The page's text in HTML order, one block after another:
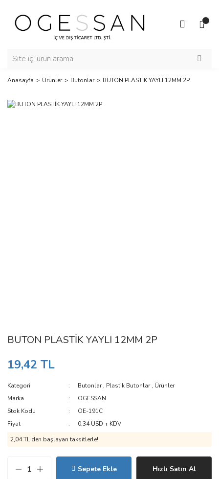
Anasayfa Ürünler Butonlar BUTON PLASTİK YAYLI 12MM 2P
BUTON PLASTİK YAYLI 12MM 2P
19,42 TL
Kategori Butonlar, Plastik Butonlar, Ürünler
Marka
OGESSAN
Stok Kodu
OE-191C
Fiyat
0,34 USD + KDV
2,04 TL den başlayan taksitlerle!
Sepete Ekle Hızlı Satın Al